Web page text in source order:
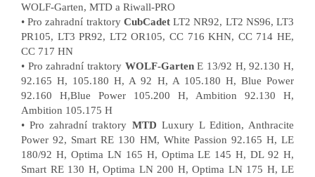
WOLF-Garten, MTD a Riwall-PRO
• Pro zahradní traktory CubCadetLT2 NR92, LT2 NS96, LT3
PR105, LT3 PR92, LT2 OR105, CC 716 KHN, CC 714 HE,
CC 717 HN
• Pro zahradní traktory WOLF-GartenE 13/92 H, 92.130 H,
92.165 H, 105.180 H, A 92 H, A 105.180 H, Blue Power
92.160 H,Blue Power 105.200 H, Ambition 92.130 H,
Ambition 105.175 H
• Pro zahradní traktory MTD Luxury L Edition, Anthracite
Power 92, Smart RE 130 HM, White Passion 92.165 H, LE
180/92 H, Optima LN 165 H, Optima LE 145 H, DL 92 H,
Smart RE 130 H, Optima LN 200 H, Optima LN 175 H, LE